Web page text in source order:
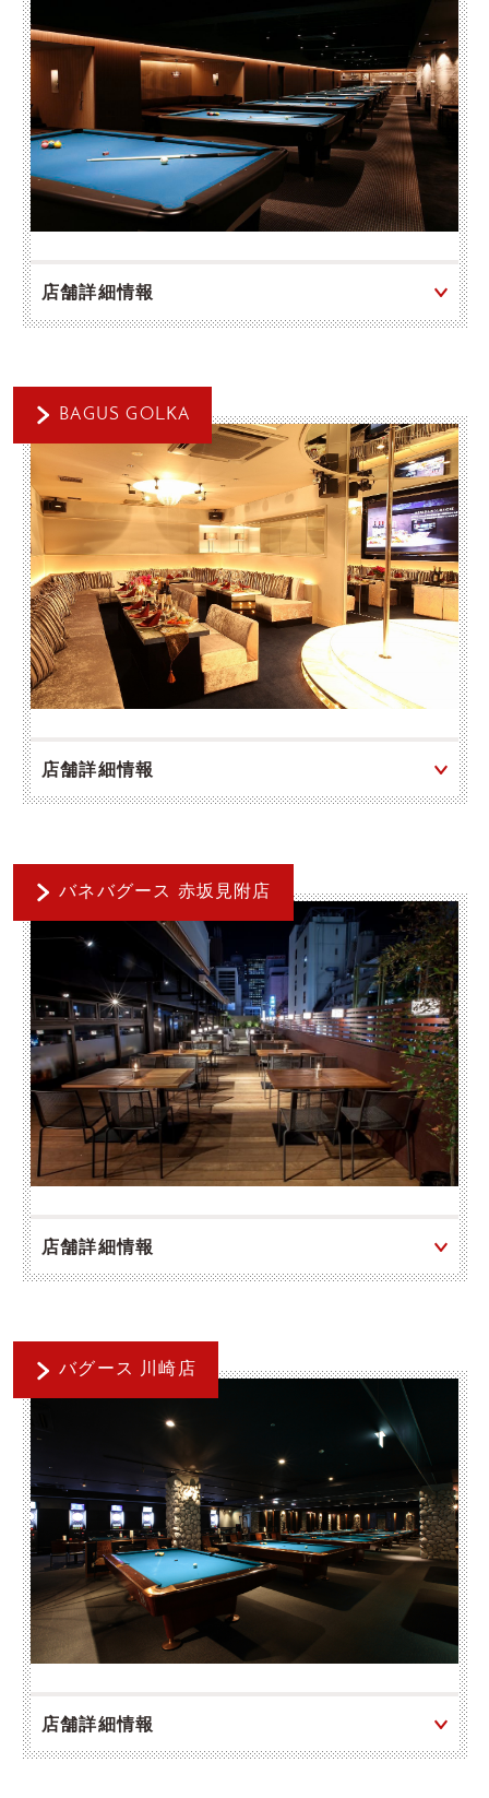
店舗詳細情報
BAGUS GOLKA
店舗詳細情報
バネバグース 赤坂見附店
店舗詳細情報
バグース 川崎店
店舗詳細情報